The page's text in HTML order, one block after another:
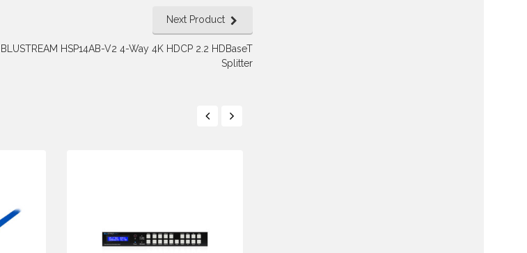
Next Product
BLUSTREAM HSP14AB-V2 4-Way 4K HDCP 2.2 HDBaseT
Splitter